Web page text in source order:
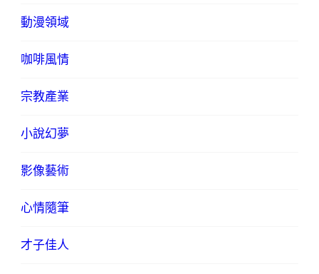
動漫領域
咖啡風情
宗教產業
小說幻夢
影像藝術
心情隨筆
才子佳人